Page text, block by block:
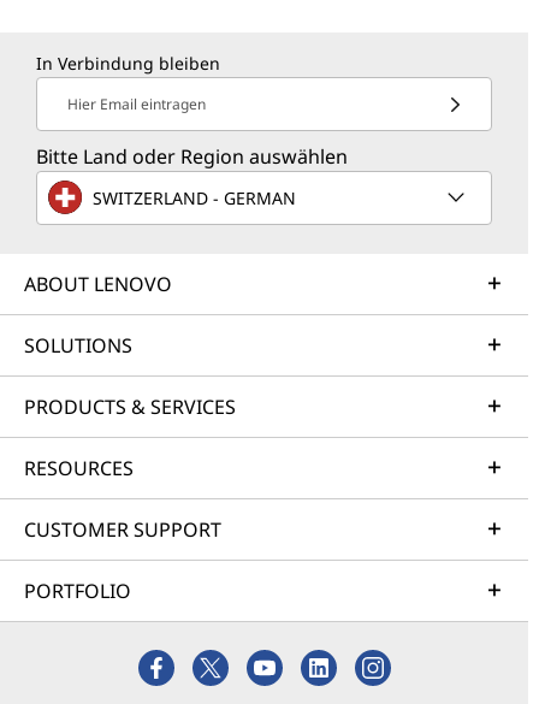
In Verbindung bleiben
Hier Email eintragen
Bitte Land oder Region auswählen
SWITZERLAND - GERMAN
ABOUT LENOVO
SOLUTIONS
PRODUCTS & SERVICES
RESOURCES
CUSTOMER SUPPORT
PORTFOLIO